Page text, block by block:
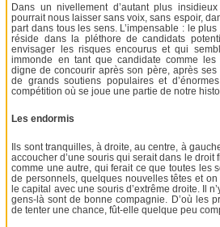
Dans un nivellement d’autant plus
pourrait nous laisser sans voix, sans espoir,
part dans tous les sens. L’impensable : le
réside dans la pléthore de candidats
envisager les risques encourus et qui
immonde en tant que candidate comme les
digne de concourir après son père, après ses
de grands soutiens populaires et
compétition où se joue une partie de notre
Les endormis
Ils sont tranquilles, à droite, au centre, à
accoucher d’une souris qui serait dans le droit
comme une autre, qui ferait ce que toutes les
de personnels, quelques nouvelles têtes et
le capital avec une souris d’extrême droite. Il
gens-là sont de bonne compagnie. D’où les
de tenter une chance, fût-elle quelque peu